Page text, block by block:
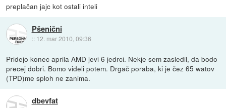
preplačan jajc kot ostali inteli
Pšenični
:: 12. mar 2010, 09:36
Pridejo konec aprila AMD jevi 6 jedrci. Nekje sem zasledil, da bodo
precej dobri. Bomo videli potem. Drgač poraba, ki je čez 65 watov
(TPD)me sploh ne zanima.
dbevfat